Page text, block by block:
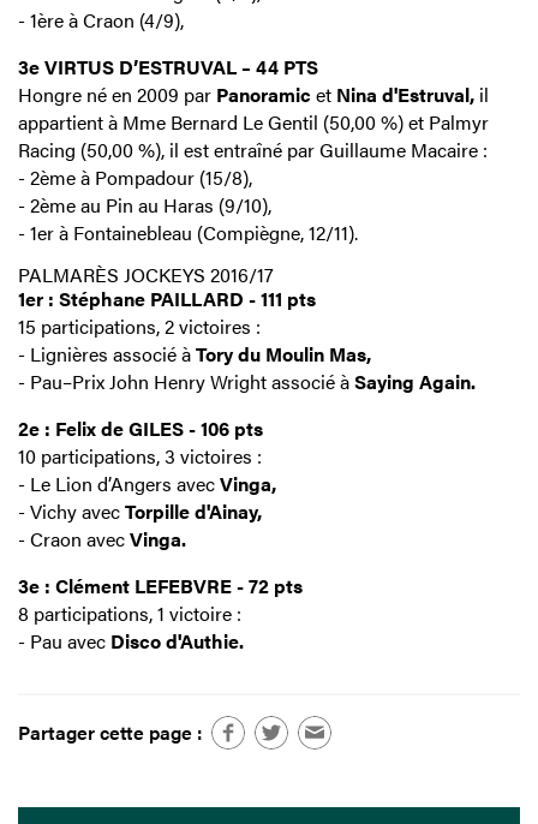
- 1ère à Craon (4/9),
3e VIRTUS D’ESTRUVAL – 44 PTS
Hongre né en 2009 par Panoramic et Nina d'Estruval, il
appartient à Mme Bernard Le Gentil (50,00 %) et Palmyr
Racing (50,00 %), il est entraîné par Guillaume Macaire :
- 2ème à Pompadour (15/8),
- 2ème au Pin au Haras (9/10),
- 1er à Fontainebleau (Compiègne, 12/11).
PALMARÈS JOCKEYS 2016/17
1er : Stéphane PAILLARD - 111 pts
15 participations, 2 victoires :
- Lignières associé àTory du Moulin Mas,
- Pau–Prix John Henry Wright associé àSaying Again.
2e : Felix de GILES - 106 pts
10 participations, 3 victoires :
- Le Lion d’Angers avecVinga,
- Vichy avecTorpille d'Ainay,
- Craon avecVinga.
3e : Clément LEFEBVRE - 72 pts
8 participations, 1 victoire :
- Pau avec Disco d'Authie.
Partager cette page :